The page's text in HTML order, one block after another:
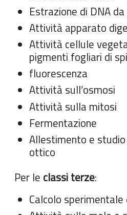
Estrazione di DNA
Attività apparato
Attività cellule
pigmenti fogliari di
fluorescenza
Attività sull’osmosi
Attività sulla mitosi
Fermentazione
Allestimento e
ottico
Per le classi terze:
Calcolo